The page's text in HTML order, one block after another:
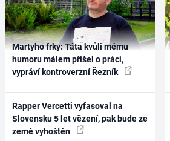
Martyho frky: Táta kvůli mému
humoru málem přišel o práci,
vypráví kontroverzní Řezník
Rapper Vercetti vyfasoval na
Slovensku 5 let vězení, pak bude ze
země vyhoštěn